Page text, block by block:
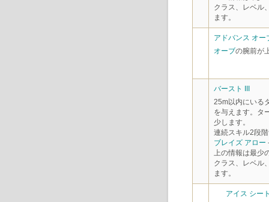
クラス、レベル
ます。
アドバンス オー
オーブの腕前が
バースト III
25m以内にいる
を与えます。タ
少します。
連続スキル2段階
ブレイズ アロー
上の情報は最少
クラス、レベル
ます。
アイス シー